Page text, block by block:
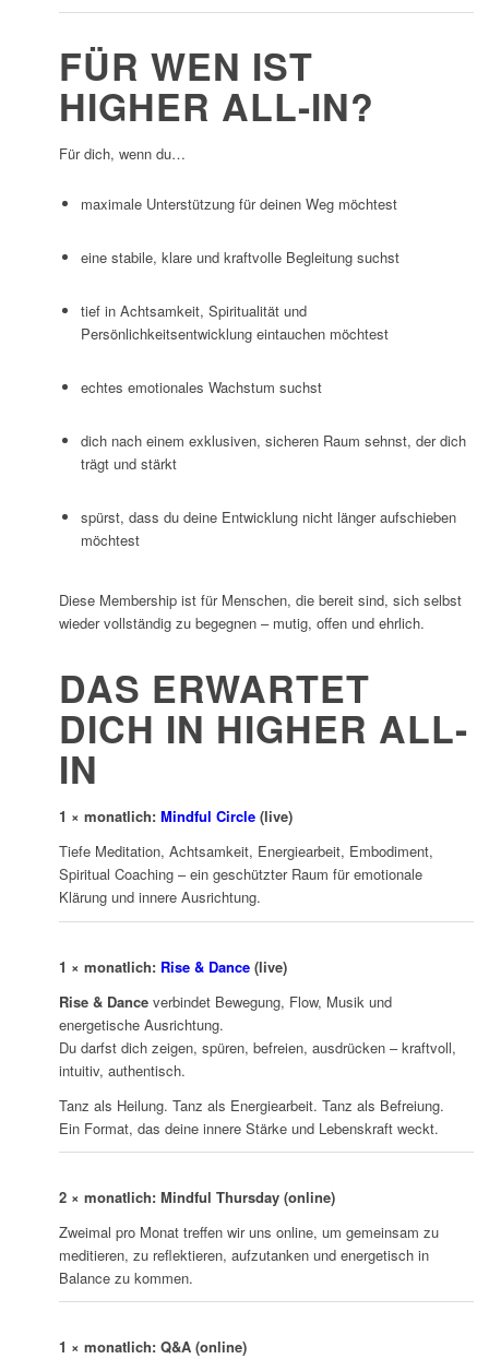
FÜR WEN IST
HIGHER ALL-IN?
Für dich, wenn du…
maximale Unterstützung für deinen Weg möchtest
eine stabile, klare und kraftvolle Begleitung suchst
tief in Achtsamkeit, Spiritualität und
Persönlichkeitsentwicklung eintauchen möchtest
echtes emotionales Wachstum suchst
dich nach einem exklusiven, sicheren Raum sehnst, der dich
trägt und stärkt
spürst, dass du deine Entwicklung nicht länger aufschieben
möchtest
Diese Membership ist für Menschen, die bereit sind, sich selbst
wieder vollständig zu begegnen – mutig, offen und ehrlich.
DAS ERWARTET
DICH IN HIGHER ALL-
IN
1 × monatlich: Mindful Circle(live)
Tiefe Meditation, Achtsamkeit, Energiearbeit, Embodiment,
Spiritual Coaching – ein geschützter Raum für emotionale
Klärung und innere Ausrichtung.
1 × monatlich: Rise & Dance(live)
Rise & Danceverbindet Bewegung, Flow, Musik und
energetische Ausrichtung.
Du darfst dich zeigen, spüren, befreien, ausdrücken – kraftvoll,
intuitiv, authentisch.
Tanz als Heilung. Tanz als Energiearbeit. Tanz als Befreiung.
Ein Format, das deine innere Stärke und Lebenskraft weckt.
2 × monatlich: Mindful Thursday (online)
Zweimal pro Monat treffen wir uns online, um gemeinsam zu
meditieren, zu reflektieren, aufzutanken und energetisch in
Balance zu kommen.
1 × monatlich: Q&A (online)